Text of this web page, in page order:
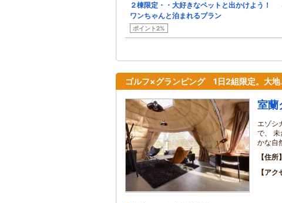
２棟限定・・大好きなペットと出かけよう！
ワンちゃんと泊まれるプラン
ポイント2%
ゴルフ×グランピング 1日2組限定。大地
室蘭
エゾシ
で、
かな自
住所
アク